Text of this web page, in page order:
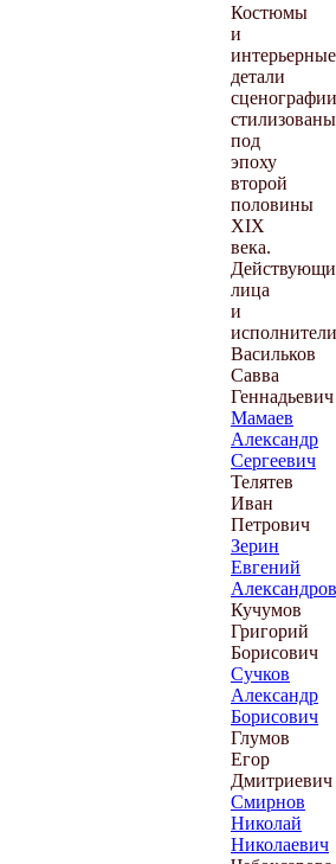
Костюмы
и
интерьерные
детали
сценографии
стилизованы
под
эпоху
второй
половины
XIX
века.
лица
и
Васильков
Савва
Геннадьевич
Мамаев
Александр
Сергеевич
Телятев
Иван
Петрович
Зерин
Евгений
Кучумов
Григорий
Борисович
Сучков
Александр
Борисович
Глумов
Егор
Дмитриевич
Смирнов
Николай
Николаевич